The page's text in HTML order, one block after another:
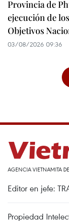
Provincia de
ejecución de
Objetivos
03/08/2026 09:36
AGENCIA VIETNAMITA
Editor en jefe:
Propiedad